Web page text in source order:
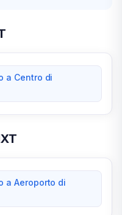
a Centro di
a Aeroporto di